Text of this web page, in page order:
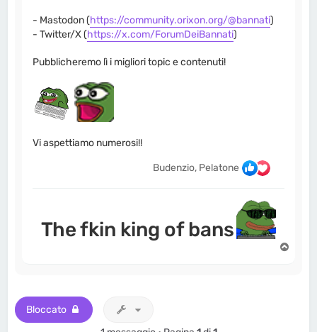
- Mastodon (https://community.orixon.org/@bannati)
- Twitter/X (https://x.com/ForumDeiBannati)
Pubblicheremo lì i migliori topic e contenuti!
Vi aspettiamo numerosi!!
Budenzio, Pelatone
The fkin king of bans
Bloccato